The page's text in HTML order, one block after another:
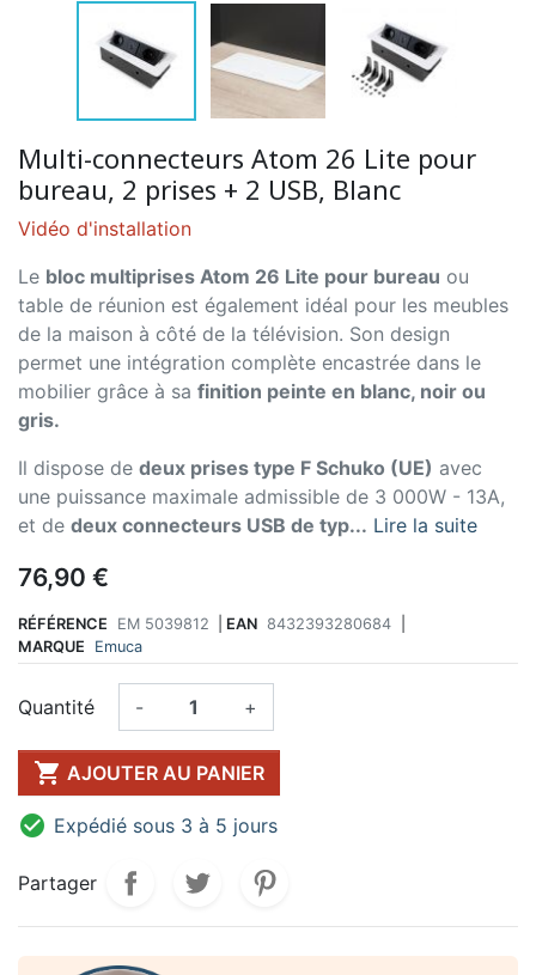
Multi-connecteurs Atom 26 Lite pour
bureau, 2 prises + 2 USB, Blanc
Vidéo d'installation
Le bloc multiprises Atom 26 Lite pour bureau ou
table de réunion est également idéal pour les meubles
de la maison à côté de la télévision. Son design
permet une intégration complète encastrée dans le
mobilier grâce à sa finition peinte en blanc, noir ou
gris.
Il dispose de deux prises type F Schuko (UE) avec
une puissance maximale admissible de 3 000W - 13A,
et de deux connecteurs USB de typ... Lire la suite
76,90 €
RÉFÉRENCE EM 5039812 EAN 8432393280684
MARQUE
Emuca
Quantité - +
 AJOUTER AU PANIER
 Expédié sous 3 à 5 jours
Partager